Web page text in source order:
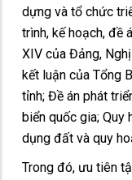
dựng và tổ chức
trình, kế hoạch, đề
XIV của Đảng,
kết luận của Tổng
tỉnh; Đề án phát
biển quốc gia; Quy
dụng đất và quy
Trong đó, ưu tiên